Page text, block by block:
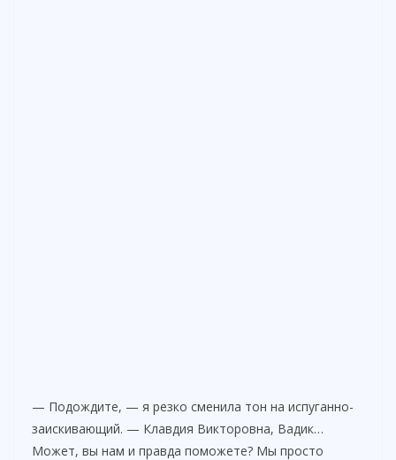
— Подождите, — я резко сменила тон на испуганно-
заискивающий. — Клавдия Викторовна, Вадик…
Может, вы нам и правда поможете? Мы просто